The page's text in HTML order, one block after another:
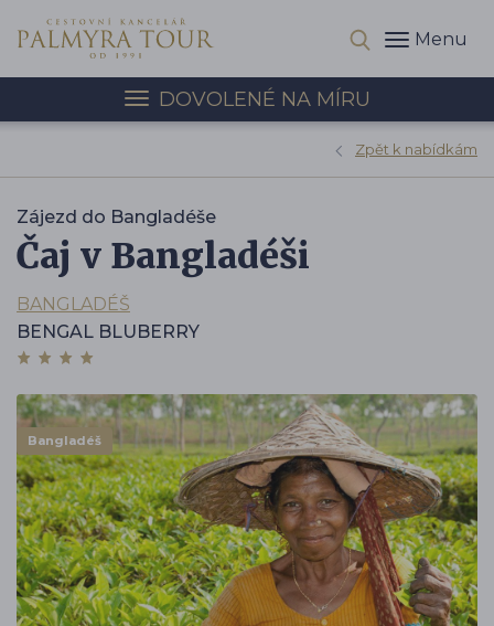
Menu
DOVOLENÉ NA MÍRU
Zpět k nabídkám
Zájezd do Bangladéše
Čaj v Bangladéši
BANGLADÉŠ
BENGAL BLUBERRY
Bangladéš